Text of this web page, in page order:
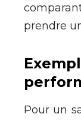
prendre
Pour un